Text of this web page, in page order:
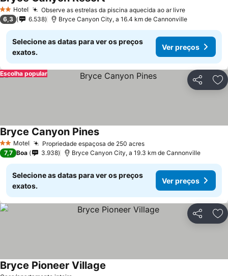
2 Estrelas
Hotel Observe as estrelas da piscina aquecida ao ar livre
6,3 6.538 Bryce Canyon City, a 16.4 km de Cannonville
Selecione as datas para ver os preços
exatos.
Ver preços
Partilhar
Escolha popular
2 Estrelas
Motel Propriedade espaçosa de 250 acres
Bryce Canyon Pines
7,7 Boa 3.938 Bryce Canyon City, a 19.3 km de Cannonville
Selecione as datas para ver os preços
exatos.
Ver preços
Partilhar
Bryce Pioneer Village